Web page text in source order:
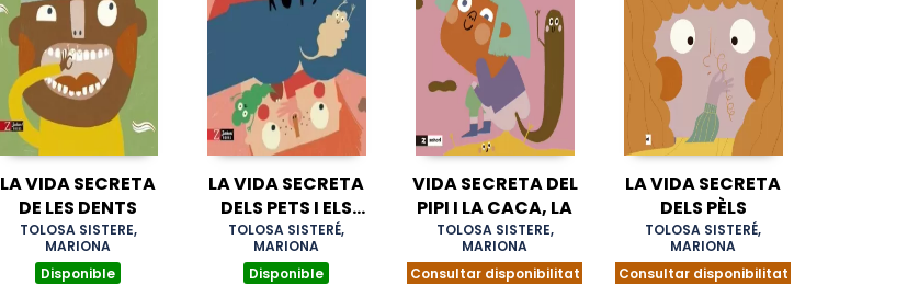
LA VIDA SECRETA
DE LES DENTS
TOLOSA SISTERE,
MARIONA
Disponible
LA VIDA SECRETA
DELS PETS I ELS
ROTS
TOLOSA SISTERÉ,
MARIONA
Disponible
VIDA SECRETA DEL
PIPI I LA CACA, LA
TOLOSA SISTERE,
MARIONA
Consultar disponibilitat
LA VIDA SECRETA
DELS PÈLS
TOLOSA SISTERÉ,
MARIONA
Consultar disponibilitat